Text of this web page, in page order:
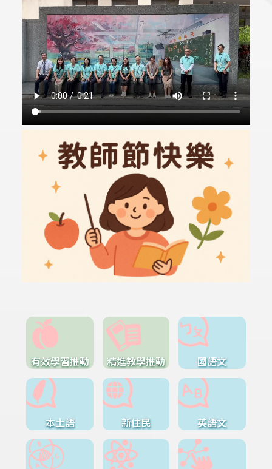
有效學習推動 精進教學推動 國語文
本土語 新住民 英語文